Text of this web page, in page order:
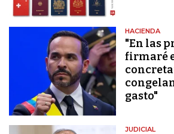
HACIENDA
"En las
firmaré
gasto"
JUDICIAL